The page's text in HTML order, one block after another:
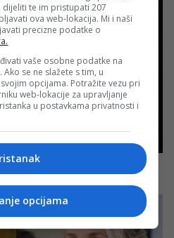
te im pristupati 207
ova web-lokacija. Mi i naši
precizne podatke o
vaše osobne podatke na
se ne slažete s tim, u
opcijama. Potražite vezu pri
web-lokacije za upravljanje
u postavkama privatnosti i
opcijama